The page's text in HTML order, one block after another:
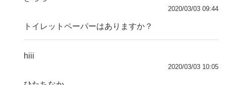
2020/03/03 09:44
トイレットペーパーはありますか？
hiii
2020/03/03 10:05